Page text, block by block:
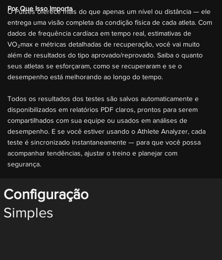
Por Que Isso Importa
O Pulses oferece mais do que apenas um nível ou distância — ele
entrega uma visão completa da condição física de cada atleta. Com
dados de frequência cardíaca em tempo real, estimativas de
VO₂max e métricas detalhadas de recuperação, você vai muito
além de resultados do tipo aprovado/reprovado. Saiba o quanto
seus atletas se esforçaram, como se recuperaram e se o
desempenho está melhorando ao longo do tempo.
Todos os resultados dos testes são salvos automaticamente e
disponibilizados em relatórios PDF claros, prontos para serem
compartilhados com sua equipe ou usados em análises de
desempenho. E se você estiver usando o Athlete Analyzer, cada
teste é sincronizado instantaneamente — para que você possa
acompanhar tendências, ajustar o treino e planejar com
segurança.
Configuração
Simples